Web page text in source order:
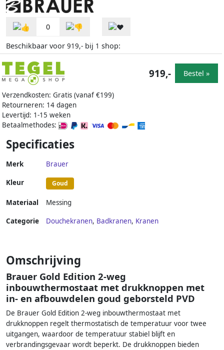
0
Beschikbaar voor 919,- bij 1 shop:
Verzendkosten: Gratis (vanaf €199)
Retourneren: 14 dagen
Levertijd: 1-15 weken
Betaalmethodes:
919,- Bestel »
Specificaties
Merk Brauer
Kleur Goud
Materiaal Messing
Categorie Douchekranen, Badkranen, Kranen
Omschrijving
Brauer Gold Edition 2-weg
inbouwthermostaat met drukknoppen met
in- en afbouwdelen goud geborsteld PVD
De Brauer Gold Edition 2-weg inbouwthermostaat met
drukknoppen regelt thermostatisch de temperatuur voor twee
uitgangen, waardoor de temperatuur stabiel blijft en
verbrandingsgevaar wordt beperkt. De drukknoppen bieden